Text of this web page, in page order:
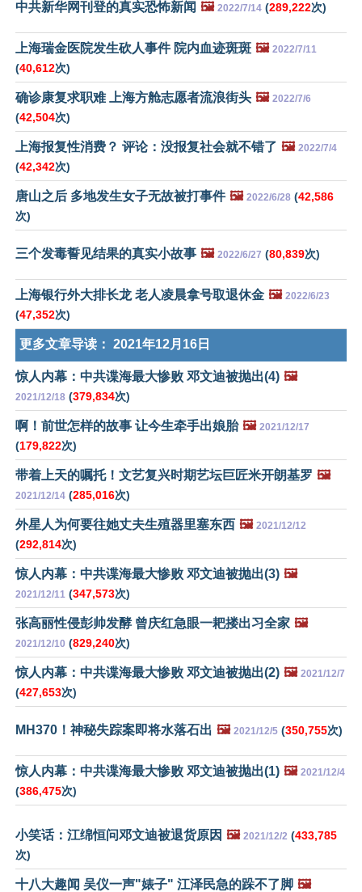
中共新华网刊登的真实恐怖新闻 🖼️ 2022/7/14 (289,222次)
上海瑞金医院发生砍人事件 院内血迹斑斑 🖼️ 2022/7/11
(40,612次)
确诊康复求职难 上海方舱志愿者流浪街头 🖼️ 2022/7/6
(42,504次)
上海报复性消费？ 评论：没报复社会就不错了 🖼️ 2022/7/4
(42,342次)
唐山之后 多地发生女子无故被打事件 🖼️ 2022/6/28 (42,586
次)
三个发毒誓见结果的真实小故事 🖼️ 2022/6/27 (80,839次)
上海银行外大排长龙 老人凌晨拿号取退休金 🖼️ 2022/6/23
(47,352次)
更多文章导读： 2021年12月16日
惊人内幕：中共谍海最大惨败 邓文迪被抛出(4) 🖼️
2021/12/18 (379,834次)
啊！前世怎样的故事 让今生牵手出娘胎 🖼️ 2021/12/17
(179,822次)
带着上天的嘱托！文艺复兴时期艺坛巨匠米开朗基罗 🖼️
2021/12/14 (285,016次)
外星人为何要往她丈夫生殖器里塞东西 🖼️ 2021/12/12
(292,814次)
惊人内幕：中共谍海最大惨败 邓文迪被抛出(3) 🖼️
2021/12/11 (347,573次)
张高丽性侵彭帅发酵 曾庆红急眼一耙搂出习全家 🖼️
2021/12/10 (829,240次)
惊人内幕：中共谍海最大惨败 邓文迪被抛出(2) 🖼️ 2021/12/7
(427,653次)
MH370！神秘失踪案即将水落石出 🖼️ 2021/12/5 (350,755次)
惊人内幕：中共谍海最大惨败 邓文迪被抛出(1) 🖼️ 2021/12/4
(386,475次)
小笑话：江绵恒问邓文迪被退货原因 🖼️ 2021/12/2 (433,785
次)
十八大趣闻 吴仪一声"婊子" 江泽民急的跺不了脚 🖼️